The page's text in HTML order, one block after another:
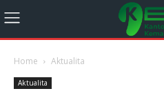
Home Aktualita
Aktualita